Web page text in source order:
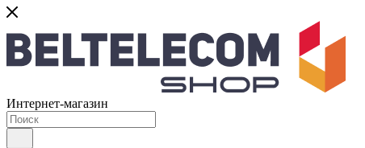
Интернет-магазин